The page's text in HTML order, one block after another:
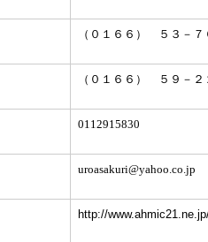
（０１６６） ５３－７
（０１６６） ５９－２
0112915830
uroasakuri@yahoo.co.jp
http://